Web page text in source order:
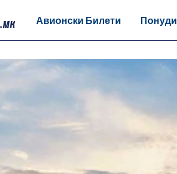
Авионски Билети
Понуди